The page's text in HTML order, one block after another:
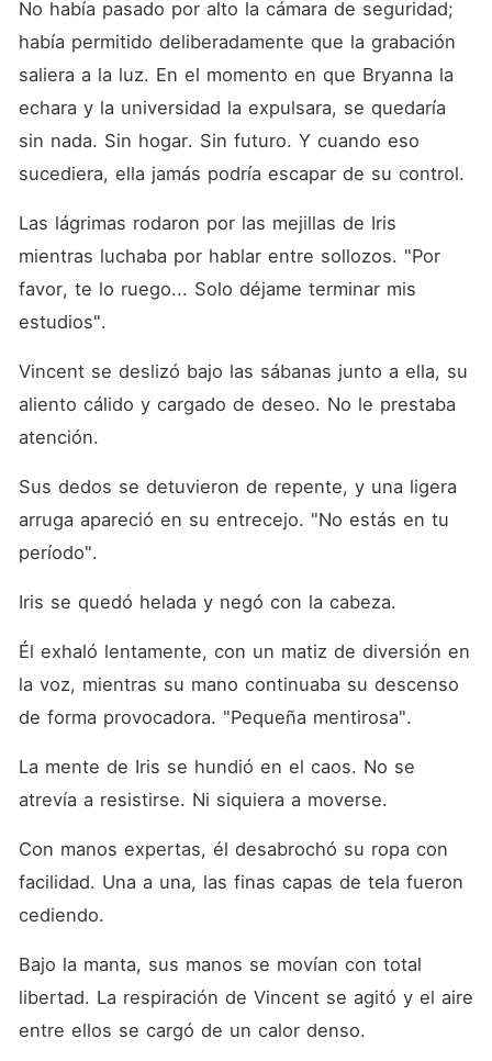
No había pasado por alto la cámara de seguridad;
había permitido deliberadamente que la grabación
saliera a la luz. En el momento en que Bryanna la
echara y la universidad la expulsara, se quedaría
sin nada. Sin hogar. Sin futuro. Y cuando eso
sucediera, ella jamás podría escapar de su control.
Las lágrimas rodaron por las mejillas de Iris
mientras luchaba por hablar entre sollozos. "Por
favor, te lo ruego... Solo déjame terminar mis
estudios".
Vincent se deslizó bajo las sábanas junto a ella, su
aliento cálido y cargado de deseo. No le prestaba
atención.
Sus dedos se detuvieron de repente, y una ligera
arruga apareció en su entrecejo. "No estás en tu
período".
Iris se quedó helada y negó con la cabeza.
Él exhaló lentamente, con un matiz de diversión en
la voz, mientras su mano continuaba su descenso
de forma provocadora. "Pequeña mentirosa".
La mente de Iris se hundió en el caos. No se
atrevía a resistirse. Ni siquiera a moverse.
Con manos expertas, él desabrochó su ropa con
facilidad. Una a una, las finas capas de tela fueron
cediendo.
Bajo la manta, sus manos se movían con total
libertad. La respiración de Vincent se agitó y el aire
entre ellos se cargó de un calor denso.